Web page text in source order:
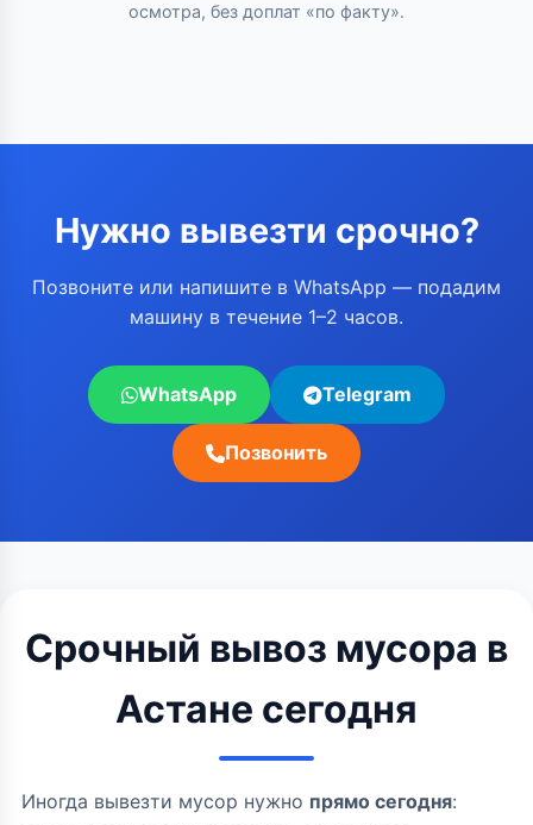
осмотра, без доплат «по факту».
Нужно вывезти срочно?
Позвоните или напишите в WhatsApp — подадим
машину в течение 1–2 часов.
WhatsApp Telegram
Позвонить
Срочный вывоз мусора в
Астане сегодня
Иногда вывезти мусор нужно прямо сегодня: